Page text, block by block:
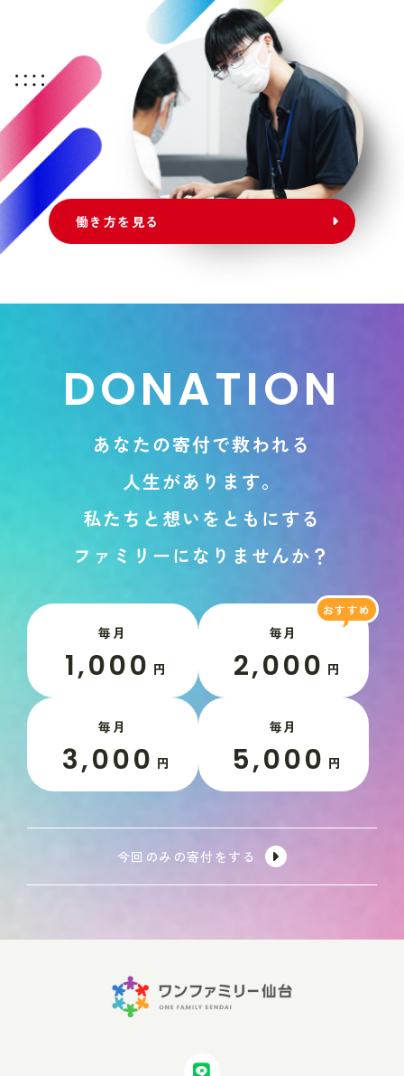
働き方を見る
DONATION
あ な たの寄付で救われ る
人生があ り ま す。
私た ち と 想い を と も にする
フ ァ ミ リ ーに な り ま せんか ？
毎月
1,000 円
毎月
2,000 円
毎月
3,000 円
毎月
5,000 円
今回のみの寄付をする